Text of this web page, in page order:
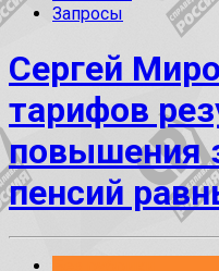
Запросы
Сергей
тарифов
повышения
пенсий